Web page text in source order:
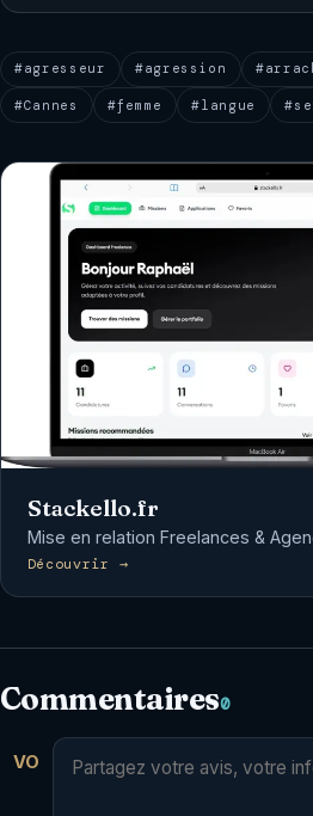
#agresseur #agression
#Cannes #femme #langue
Stackello.fr
Mise en relation Freelances &
Découvrir →
Commentaires0
VO